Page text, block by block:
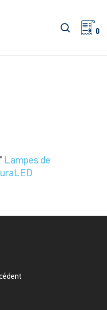
0
Lampes de